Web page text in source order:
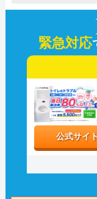
緊急対応
公式サイト